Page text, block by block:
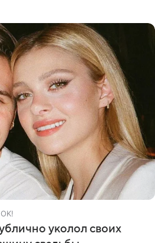
уколол своих